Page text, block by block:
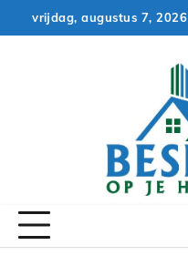
to
vrijdag, augustus 7, 2026